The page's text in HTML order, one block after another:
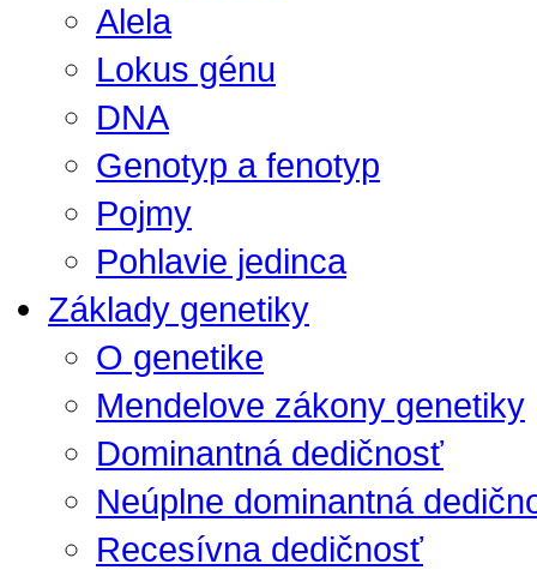
Alela
Lokus génu
DNA
Genotyp a fenotyp
Pojmy
Pohlavie jedinca
Základy genetiky
O genetike
Mendelove zákony genetiky
Dominantná dedičnosť
Neúplne dominantná
Recesívna dedičnosť